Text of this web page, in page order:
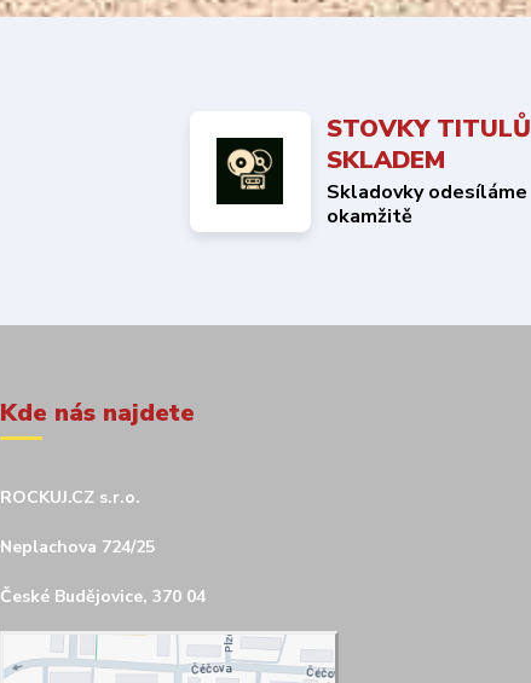
STOVKY TITULŮ
SKLADEM
Skladovky odesíláme
okamžitě
Kde nás najdete
ROCKUJ.CZ s.r.o.
Neplachova 724/25
České Budějovice, 370 04